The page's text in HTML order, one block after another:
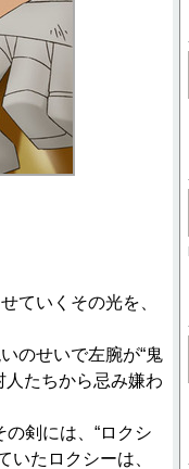
ていくその光を、
のせいで左腕が“鬼
人たちから忌み嫌わ
剣には、“ロクシ
いたロクシーは、